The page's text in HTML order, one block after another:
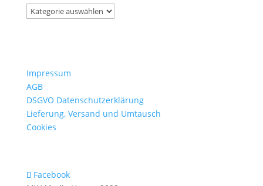
Impressum
AGB
DSGVO Datenschutzerklärung
Lieferung, Versand und Umtausch
Cookies
Facebook